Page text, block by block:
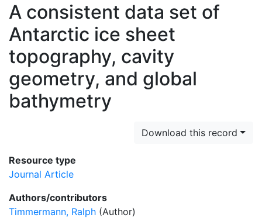
A consistent data set of
Antarctic ice sheet
topography, cavity
geometry, and global
bathymetry
Download this record
Resource type
Journal Article
Authors/contributors
Timmermann, Ralph (Author)